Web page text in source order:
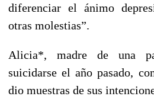
diferenciar el ánimo
otras molestias”.
Alicia*, madre de una
suicidarse el año pasado,
dio muestras de sus